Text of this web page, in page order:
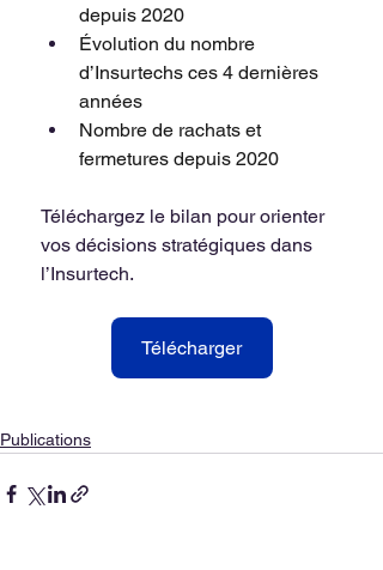
depuis 2020
Évolution du nombre
d’Insurtechs ces 4 dernières
années
Nombre de rachats et
fermetures depuis 2020
Téléchargez le bilan pour orienter
vos décisions stratégiques dans
l’Insurtech.
Télécharger
Publications